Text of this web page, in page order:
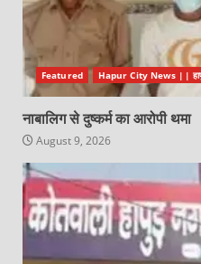
Featured Hapur City News ||
नाबालिग से दुष्कर्म का आरोपी थमा
August 9, 2026